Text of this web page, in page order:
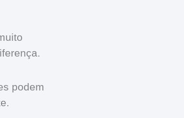
podem